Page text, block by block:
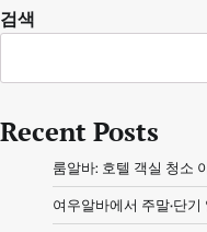
검색
Recent Posts
룸알바: 호텔 객실 청소
여우알바에서 주말·단